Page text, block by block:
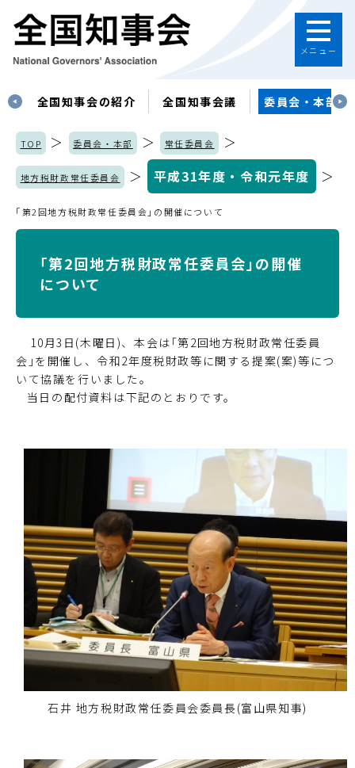
メニュー
全国知事会の紹介 全国知事会議 委員会・本部
TOP ＞ 委員会・本部 ＞ 常任委員会 ＞
地方税財政常任委員会 ＞ 平成31年度・令和元年度 ＞
｢第2回地方税財政常任委員会｣の開催について
｢第2回地方税財政常任委員会｣の開催
について
10月3日(木曜日)、本会は｢第2回地方税財政常任委員
会｣を開催し、令和2年度税財政等に関する提案(案)等につ
いて協議を行いました。
当日の配付資料は下記のとおりです。
石井 地方税財政常任委員会委員長(富山県知事)